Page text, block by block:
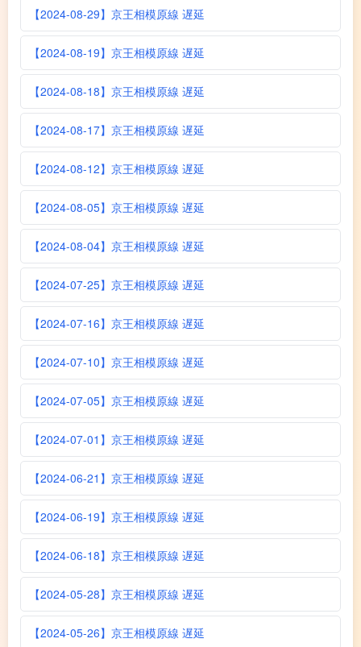
【2024-08-29】京王相模原線 遅延
【2024-08-19】京王相模原線 遅延
【2024-08-18】京王相模原線 遅延
【2024-08-17】京王相模原線 遅延
【2024-08-12】京王相模原線 遅延
【2024-08-05】京王相模原線 遅延
【2024-08-04】京王相模原線 遅延
【2024-07-25】京王相模原線 遅延
【2024-07-16】京王相模原線 遅延
【2024-07-10】京王相模原線 遅延
【2024-07-05】京王相模原線 遅延
【2024-07-01】京王相模原線 遅延
【2024-06-21】京王相模原線 遅延
【2024-06-19】京王相模原線 遅延
【2024-06-18】京王相模原線 遅延
【2024-05-28】京王相模原線 遅延
【2024-05-26】京王相模原線 遅延